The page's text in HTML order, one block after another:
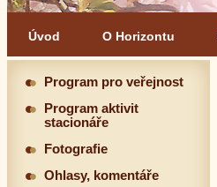
Úvod O Horizontu
Program pro veřejnost
Program aktivit
stacionáře
Fotografie
Ohlasy, komentáře